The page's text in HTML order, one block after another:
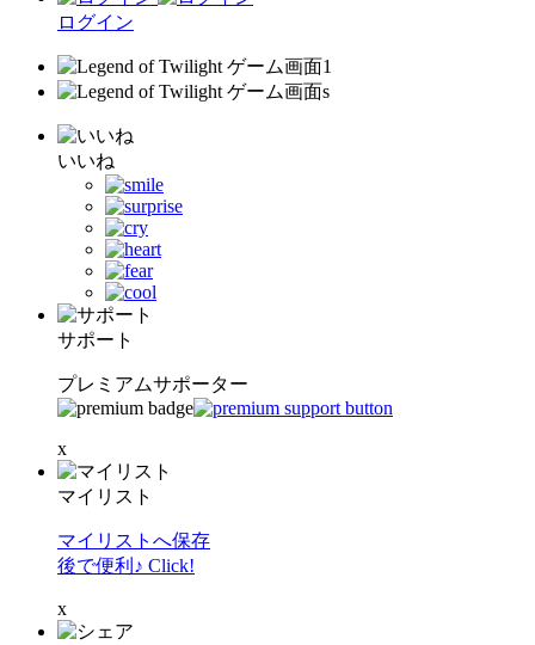
ログイン
いいね
サポート
プレミアムサポーター
x
マイリスト
マイリストへ保存
後で便利♪ Click!
x